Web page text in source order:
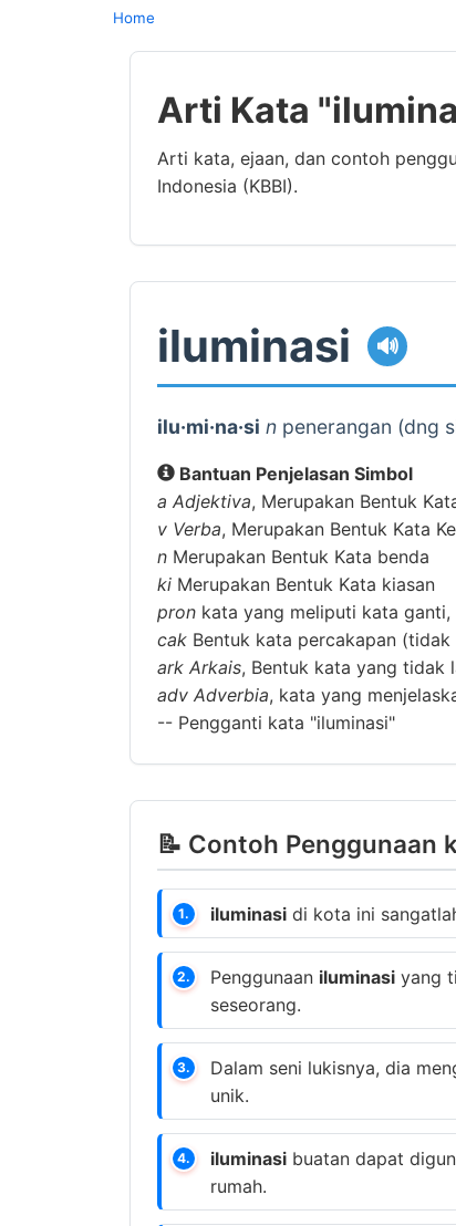
Home
Arti Kata
Arti kata, ejaan, dan contoh
Indonesia (KBBI).
iluminasi 🔊
ilu·mi·na·si n penerangan (dng
Bantuan Penjelasan Simbol
a Adjektiva, Merupakan Bentuk
v Verba, Merupakan Bentuk Kata
n Merupakan Bentuk Kata benda
ki Merupakan Bentuk Kata kiasan
pron kata yang meliputi kata
cak Bentuk kata percakapan (tidak
ark Arkais, Bentuk kata yang tidak
adv Adverbia, kata yang
-- Pengganti kata "iluminasi"
📝 Contoh Penggunaan
1. iluminasi di kota ini
2. Penggunaan iluminasi yang
seseorang.
3. Dalam seni lukisnya, dia
unik.
4. iluminasi buatan dapat
rumah.